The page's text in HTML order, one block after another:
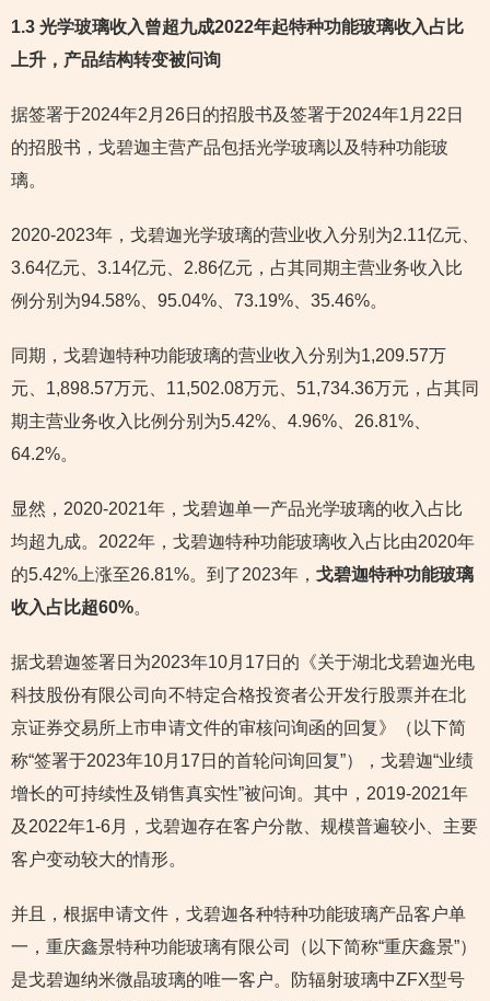
1.3 光学玻璃收入曾超九成2022年起特种功能玻璃收入占比
上升，产品结构转变被问询
据签署于2024年2月26日的招股书及签署于2024年1月22日
的招股书，戈碧迦主营产品包括光学玻璃以及特种功能玻
璃。
2020-2023年，戈碧迦光学玻璃的营业收入分别为2.11亿元、
3.64亿元、3.14亿元、2.86亿元，占其同期主营业务收入比
例分别为94.58%、95.04%、73.19%、35.46%。
同期，戈碧迦特种功能玻璃的营业收入分别为1,209.57万
元、1,898.57万元、11,502.08万元、51,734.36万元，占其同
期主营业务收入比例分别为5.42%、4.96%、26.81%、
64.2%。
显然，2020-2021年，戈碧迦单一产品光学玻璃的收入占比
均超九成。2022年，戈碧迦特种功能玻璃收入占比由2020年
的5.42%上涨至26.81%。到了2023年， 戈碧迦特种功能玻璃
收入占比超60%。
据戈碧迦签署日为2023年10月17日的《关于湖北戈碧迦光电
科技股份有限公司向不特定合格投资者公开发行股票并在北
京证券交易所上市申请文件的审核问询函的回复》（以下简
称“签署于2023年10月17日的首轮问询回复”），戈碧迦“业绩
增长的可持续性及销售真实性”被问询。其中，2019-2021年
及2022年1-6月，戈碧迦存在客户分散、规模普遍较小、主要
客户变动较大的情形。
并且，根据申请文件，戈碧迦各种特种功能玻璃产品客户单
一，重庆鑫景特种功能玻璃有限公司（以下简称“重庆鑫景”）
是戈碧迦纳米微晶玻璃的唯一客户。防辐射玻璃中ZFX型号